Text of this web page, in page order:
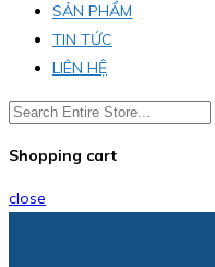
SẢN PHẨM
TIN TỨC
LIÊN HỆ
Shopping cart
close